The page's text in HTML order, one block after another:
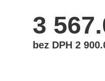
3
bez DPH 2